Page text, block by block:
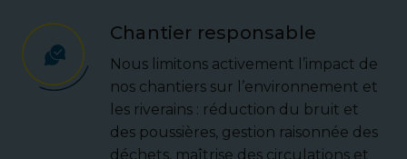
Chantier responsable
Nous limitons activement l’impact de
nos chantiers sur l’environnement et
les riverains : réduction du bruit et
des poussières, gestion raisonnée des
déchets, maîtrise des circulations et